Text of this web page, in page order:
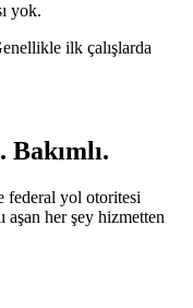
yok.
ilk çalışlarda
federal yol otoritesi
aşan her şey hizmetten